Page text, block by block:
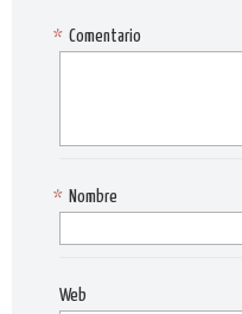
Comentario
*
Nombre
*
Web